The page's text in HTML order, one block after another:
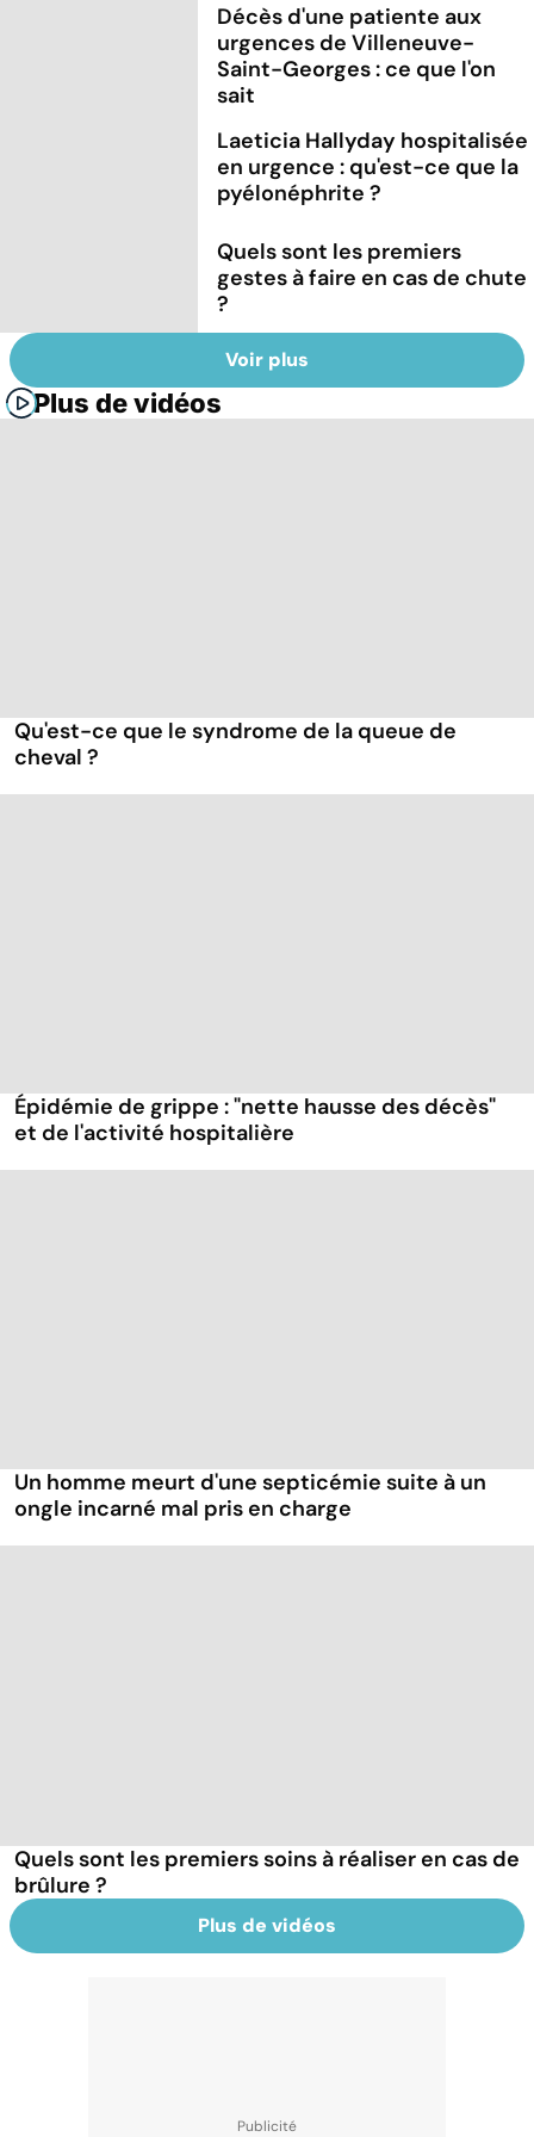
Décès d'une patiente aux
urgences de Villeneuve-
Saint-Georges : ce que l'on
sait
Laeticia Hallyday hospitalisée
en urgence : qu'est-ce que la
pyélonéphrite ?
Quels sont les premiers
gestes à faire en cas de chute
?
Voir plus
Plus de vidéos
Qu'est-ce que le syndrome de la queue de
cheval ?
Épidémie de grippe : "nette hausse des décès"
et de l'activité hospitalière
Un homme meurt d'une septicémie suite à un
ongle incarné mal pris en charge
Quels sont les premiers soins à réaliser en cas de
brûlure ?
Plus de vidéos